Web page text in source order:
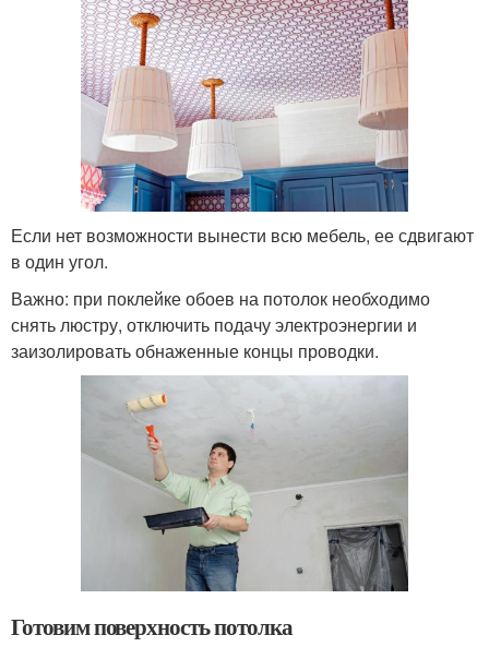
Если нет возможности вынести всю мебель, ее сдвигают
в один угол.
Важно: при поклейке обоев на потолок необходимо
снять люстру, отключить подачу электроэнергии и
заизолировать обнаженные концы проводки.
Готовим поверхность потолка